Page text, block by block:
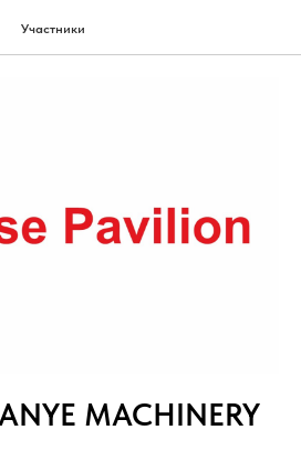
Участники
MACHINERY